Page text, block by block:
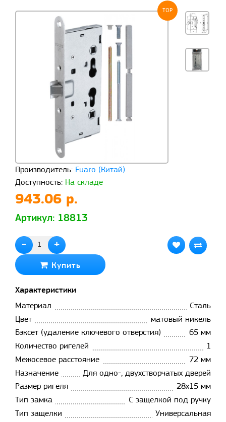
TOP
Производитель: Fuaro (Китай)
Доступность: На складе
943.06 р.
Артикул: 18813
- +
Купить
Характеристики
Материал
Сталь
Цвет
матовый никель
Бэксет (удаление ключевого отверстия)
65 мм
Количество ригелей
1
Межосевое расстояние
72 мм
Назначение
Для одно-, двухстворчатых дверей
Размер ригеля
28x15 мм
Тип замка
С защелкой под ручку
Тип защелки
Универсальная